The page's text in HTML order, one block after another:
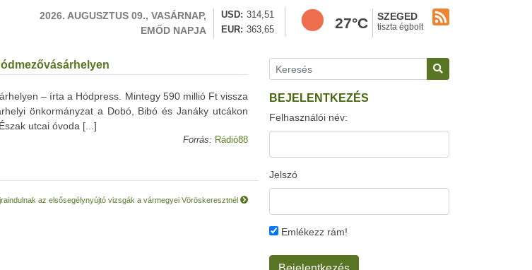
2026. AUGUSZTUS 09., VASÁRNAP,
EMŐD NAPJA
USD
314,51
EUR
363,65 27°C SZEGED
tiszta égbolt
– írta a Hódpress. Mintegy 590 millió Ft vissza
önkormányzat a Dobó, Bibó és Janáky utcákon
utcai óvoda [...]
Forrás: Rádió88
az elsősegélynyújtó vizsgák a vármegyei Vöröskeresztnél
BEJELENTKEZÉS
Felhasználói név:
Jelszó
Emlékezz rám!